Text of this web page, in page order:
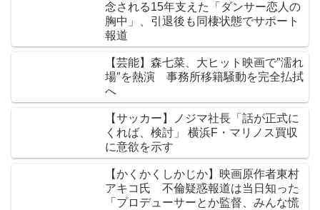
念される15年支えた「ダンサー恋人の
胸中」、引退後も同棲状態でサポート
報道
【芸能】森七菜、大ヒット映画で″濡れ
場″を熱演 事務所移籍騒動を完全払拭
へ
【サッカー】ノジマ社長「話が正式に
くれば、検討」 横浜F・マリノス買収
に意欲を示す
【かくかくしかじか】映画原作者東村
アキコ氏 不倫疑惑報道は当日知った
「プロデューサーとか監督、みんな慌